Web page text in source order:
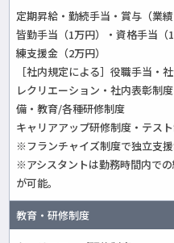
定期昇給・勤続手当・賞与（業績
皆勤手当（1万円）・資格手当（
練支援金（2万円）
［社内規定による］役職手当・
レクリエーション・社内表彰制
備・教育/各種研修制度
キャリアアップ研修制度・テス
※フランチャイズ制度で独立支援
※アシスタントは勤務時間内で
が可能。
教育・研修制度